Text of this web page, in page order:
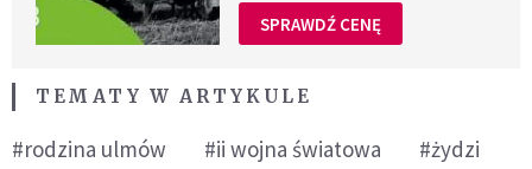
SPRAWDŹ CENĘ
TEMATY W ARTYKULE
#rodzina ulmów #ii wojna światowa #żydzi